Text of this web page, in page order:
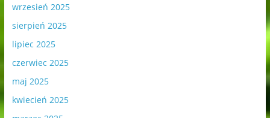
wrzesień 2025
sierpień 2025
lipiec 2025
czerwiec 2025
maj 2025
kwiecień 2025